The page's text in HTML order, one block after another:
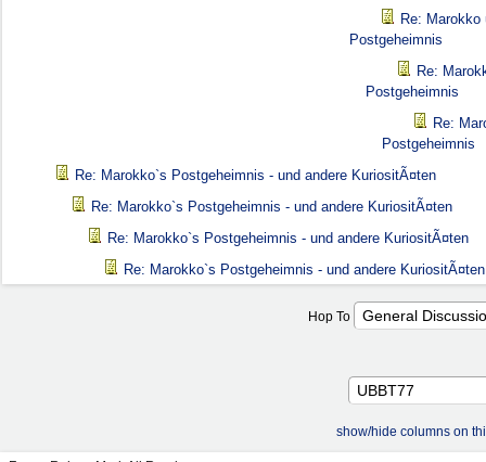
Re: Marokko
Postgeheimnis
Re:
Postgeheimnis
Re:
Postgeheimnis
Re: Marokko`s Postgeheimnis - und andere KuriositÃ¤ten
Re: Marokko`s Postgeheimnis - und andere KuriositÃ¤ten
Re: Marokko`s Postgeheimnis - und andere KuriositÃ¤ten
Re: Marokko`s Postgeheimnis - und andere KuriositÃ¤ten
Hop To
show/hide columns on